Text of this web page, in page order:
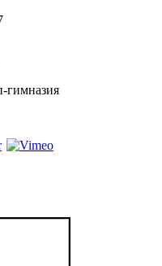
гимназия